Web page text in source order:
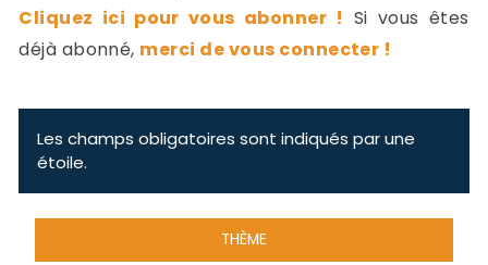
Cliquez ici pour vous abonner ! Si vous êtes
déjà abonné, merci de vous connecter !
Les champs obligatoires sont indiqués par une
étoile.
THÈME